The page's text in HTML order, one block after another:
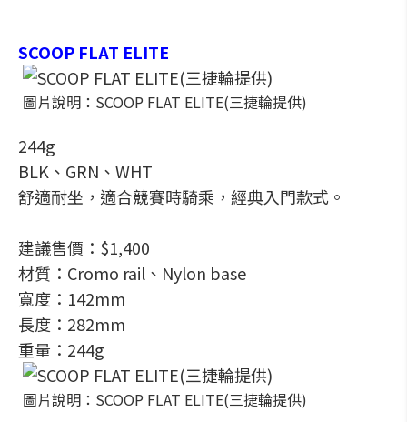
SCOOP FLAT ELITE
圖片說明：SCOOP FLAT ELITE(三捷輪提供)
244g
BLK、GRN、WHT
舒適耐坐，適合競賽時騎乘，經典入門款式。
建議售價：$1,400
材質：Cromo rail、Nylon base
寬度：142mm
長度：282mm
重量：244g
圖片說明：SCOOP FLAT ELITE(三捷輪提供)